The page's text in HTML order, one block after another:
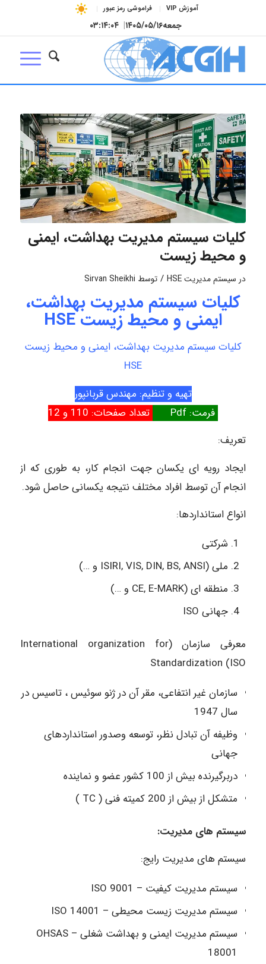
آموزش VIP فراموشی رمز عبور
جمعه۱۴۰۵/۰۵/۱۶| ۰۳:۱۴:۰۵
کلیات سیستم مدیریت بهداشت، ایمنی
و محیط زیست
در سیستم مدیریت HSE / توسط Sirvan Sheikhi
کلیات سیستم مدیریت بهداشت،
ایمنی و محیط زیست HSE
کلیات سیستم مدیریت بهداشت، ایمنی و محیط زیست
HSE
تهیه و تنظیم: مهندس قربانپور
فرمت: Pdf
تعداد صفحات: 110 و 12
تعریف:
ایجاد رویه ای یکسان جهت انجام کار، به طوری که از
انجام آن توسط افراد مختلف نتیجه یکسانی حاصل شود.
انواع استانداردها:
شرکتی
ملی (ISIRI, VIS, DIN, BS, ANSI و …)
منطقه ای (CE, E-MARK و …)
جهانی ISO
معرفی سازمان (International organization for
Standardization (ISO
سازمان غیر انتفاعی، مقر آن در ژنو سوئیس ، تاسیس در
سال 1947
وظیفه آن تبادل نظر، توسعه وصدور استانداردهای
جهانی
دربرگیرنده بیش از 100 کشور عضو و نماینده
متشکل از بیش از 200 کمیته فنی ( TC )
سیستم های مدیریت:
سیستم های مدیریت رایج:
سیستم مدیریت کیفیت – ISO 9001
سیستم مدیریت زیست محیطی – ISO 14001
سیستم مدیریت ایمنی و بهداشت شغلی – OHSAS
18001